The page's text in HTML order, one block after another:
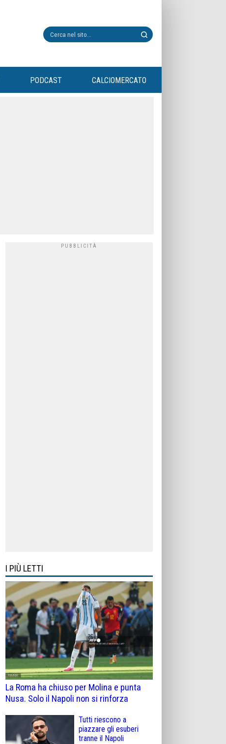
PODCAST CALCIOMERCATO
I PIÙ LETTI
La Roma ha chiuso per Molina e punta
Nusa. Solo il Napoli non si rinforza
Tutti riescono a
piazzare gli esuberi
tranne il Napoli